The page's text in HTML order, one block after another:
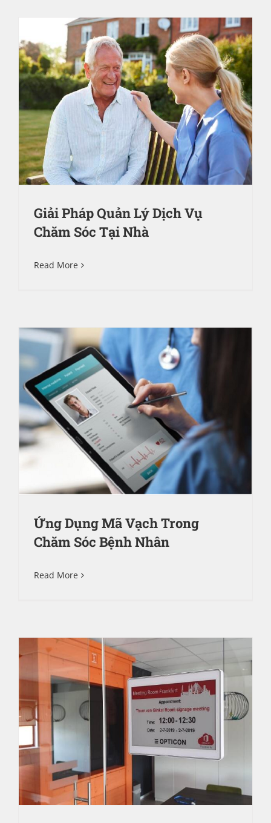
Giải Pháp Quản Lý Dịch Vụ
Chăm Sóc Tại Nhà
Read More
Ứng Dụng Mã Vạch Trong
Chăm Sóc Bệnh Nhân
Read More